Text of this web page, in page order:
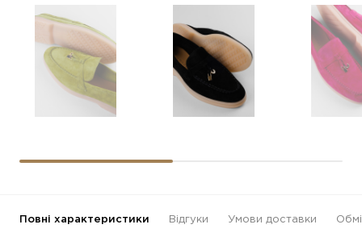
Повні характеристики Відгуки Умови доставки